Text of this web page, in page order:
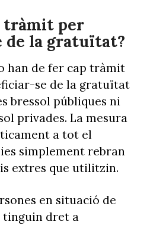
tràmit per
de la gratuïtat?
han de fer cap tràmit
se de la gratuïtat
bressol públiques ni
privades. La mesura
a tot el
simplement rebran
extres que utilitzin.
en situació de
dret a